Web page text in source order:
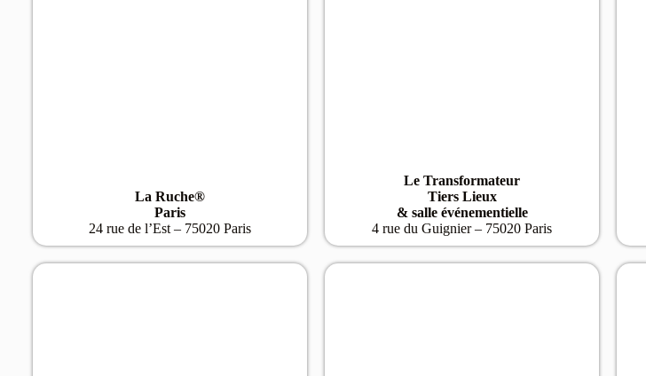
La Ruche®
Paris
24 rue de l’Est – 75020 Paris
Le Transformateur
Tiers Lieux
& salle événementielle
4 rue du Guignier – 75020 Paris